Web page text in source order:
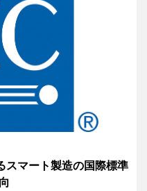
支援いたします。
1
スマート製造の国際標準